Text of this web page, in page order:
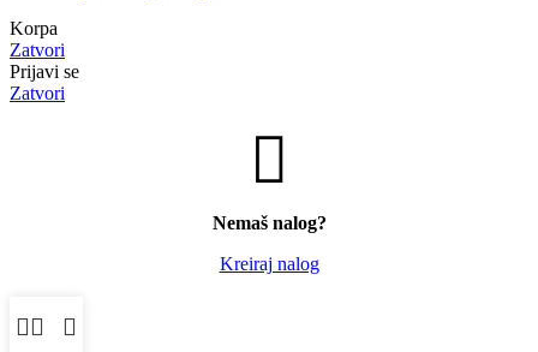
Korpa
Zatvori
Prijavi se
Zatvori
Nemaš nalog?
Kreiraj nalog